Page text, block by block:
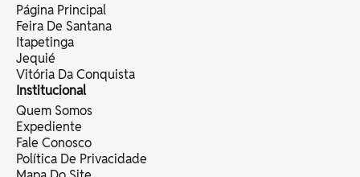
Página Principal
Feira De Santana
Itapetinga
Jequié
Vitória Da Conquista
Institucional
Quem Somos
Expediente
Fale Conosco
Política De Privacidade